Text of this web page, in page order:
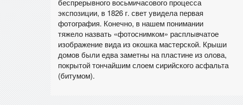
беспрерывного восьмичасового процесса
экспозиции, в 1826 г. свет увидела первая
фотография. Конечно, в нашем понимании
тяжело назвать «фотоснимком» расплывчатое
изображение вида из окошка мастерской. Крыши
домов были едва заметны на пластине из олова,
покрытой тончайшим слоем сирийского асфальта
(битумом).